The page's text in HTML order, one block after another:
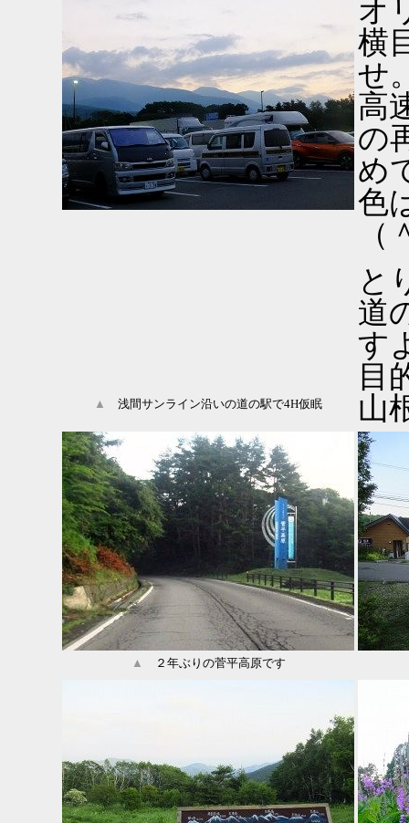
オ
横
せ
高
の
め
色
（
と
道
す
目
山
▲ 浅間サンライン沿いの道の駅で4H仮眠
▲ ２年ぶりの菅平高原です